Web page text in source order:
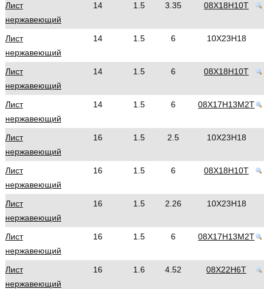
Лист
нержавеющий
14 1.5 3.35 08Х18Н10Т
Лист
нержавеющий
14 1.5 6 10Х23Н18
Лист
нержавеющий
14 1.5 6 08Х18Н10Т
Лист
нержавеющий
14 1.5 6 08Х17Н13М2Т
Лист
нержавеющий
16 1.5 2.5 10Х23Н18
Лист
нержавеющий
16 1.5 6 08Х18Н10Т
Лист
нержавеющий
16 1.5 2.26 10Х23Н18
Лист
нержавеющий
16 1.5 6 08Х17Н13М2Т
Лист
нержавеющий
16 1.6 4.52 08Х22Н6Т